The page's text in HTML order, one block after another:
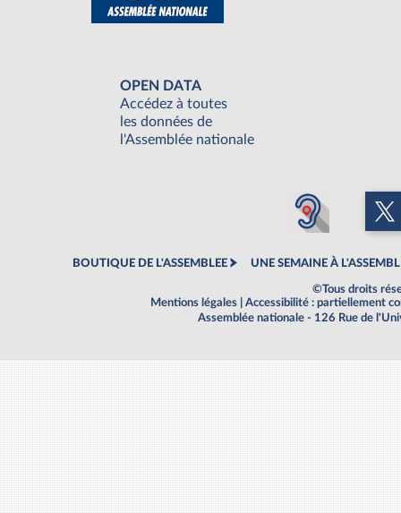
OPEN DATA
Accédez à toutes
les données de
l'Assemblée nationale
BOUTIQUE DE L'ASSEMBLEE UNE SEMAINE À
©Tous droits
Mentions légales
Accessibilité : partiellement
Assemblée nationale - 126 Rue de